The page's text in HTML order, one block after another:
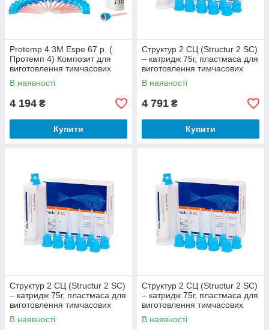
Protemp 4 3M Espe 67 р. (
Протемп 4) Композит для
виготовлення тимчасових
коронок. Колір Bleach
В наявності
4 194 ₴
Купити
Структур 2 СЦ (Structur 2 SC)
– катридж 75г, пластмаса для
виготовлення тимчасових
коронок. А1
В наявності
4 791 ₴
Купити
Структур 2 СЦ (Structur 2 SC)
– катридж 75г, пластмаса для
виготовлення тимчасових
коронок. А2
В наявності
Структур 2 СЦ (Structur 2 SC)
– катридж 75г, пластмаса для
виготовлення тимчасових
коронок. А3
В наявності